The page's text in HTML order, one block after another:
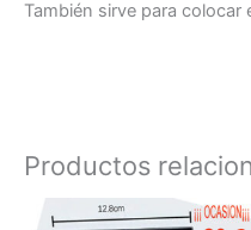
También sirve para colocar
Productos